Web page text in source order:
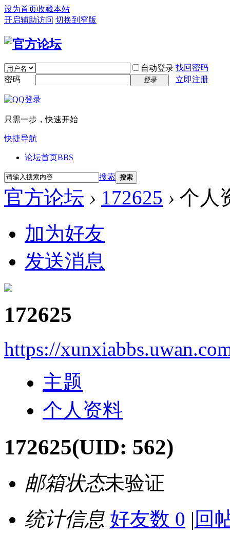
设为首页收藏本站
开启辅助访问 切换到窄版
自动登录 找回密码
密码
登录 立即注册
只需一步，快速开始
快捷导航
论坛首页BBS
搜索 搜索
官方论坛 › 172625 › 个人
加为好友
发送消息
172625
https://
主题
个人资料
172625(UID: 562)
邮箱状态未验证
统计信息 好友数 0 | 回